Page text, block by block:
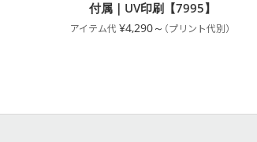
付属｜UV印刷【7995】
¥4,290～